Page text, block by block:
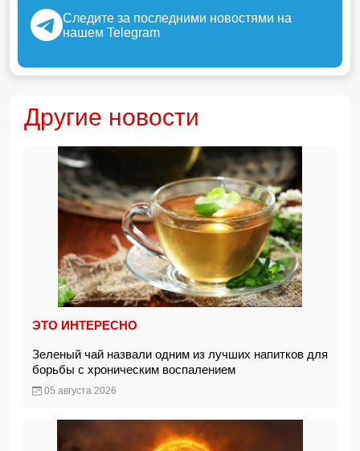
Следите за последними новостями на
нашем Telegram
Другие новости
ЭТО ИНТЕРЕСНО
Зеленый чай назвали одним из лучших напитков для
борьбы с хроническим воспалением
05 августа 2026